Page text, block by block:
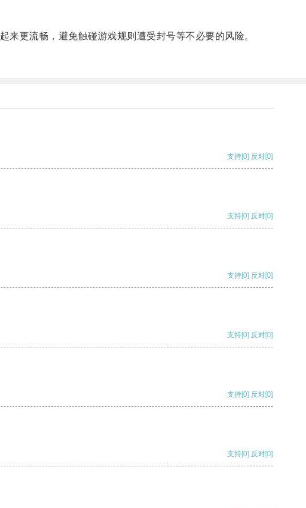
更流畅，避免触碰游戏规则遭受封号等不必要的风险。
支持[0] 反对[0]
支持[0] 反对[0]
支持[0] 反对[0]
支持[0] 反对[0]
支持[0] 反对[0]
支持[0] 反对[0]